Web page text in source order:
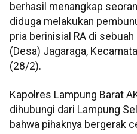
berhasil menangkap
diduga melakukan
pria berinisial RA di
(Desa) Jagaraga,
(28/2).
Kapolres Lampung Barat
dihubungi dari Lampung
bahwa pihaknya bergerak